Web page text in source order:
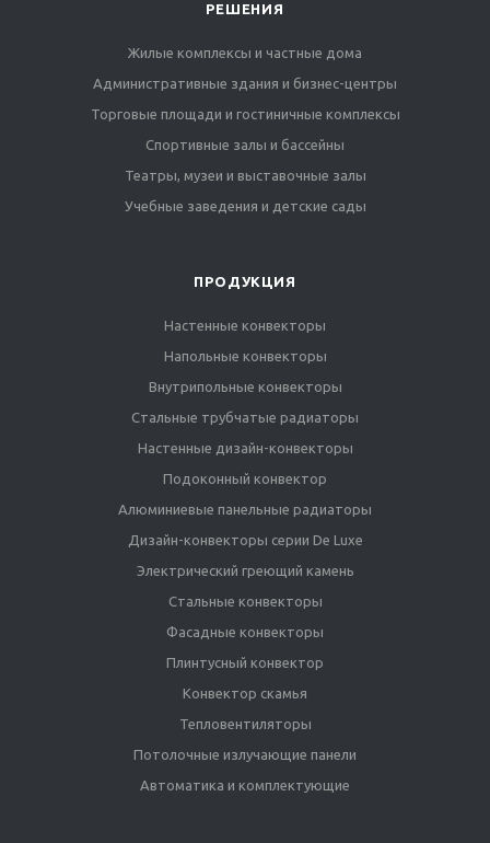
РЕШЕНИЯ
Жилые комплексы и частные дома
Административные здания и бизнес-центры
Торговые площади и гостиничные комплексы
Спортивные залы и бассейны
Театры, музеи и выставочные залы
Учебные заведения и детские сады
ПРОДУКЦИЯ
Настенные конвекторы
Напольные конвекторы
Внутрипольные конвекторы
Стальные трубчатые радиаторы
Настенные дизайн-конвекторы
Подоконный конвектор
Алюминиевые панельные радиаторы
Дизайн-конвекторы серии De Luxe
Электрический греющий камень
Стальные конвекторы
Фасадные конвекторы
Плинтусный конвектор
Конвектор скамья
Тепловентиляторы
Потолочные излучающие панели
Автоматика и комплектующие